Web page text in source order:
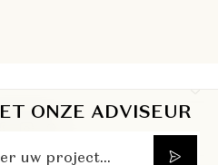
ONZE ADVISEUR
er uw project...